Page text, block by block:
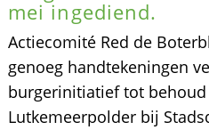
mei ingediend.
Actiecomité Red de
genoeg handtekeningen
burgerinitiatief tot behoud
Lutkemeerpolder bij